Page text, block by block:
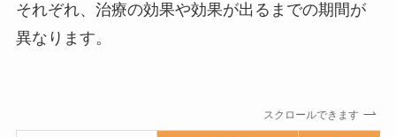
それぞれ、治療の効果や効果が出るまでの期間が
異なります。
スクロールできます